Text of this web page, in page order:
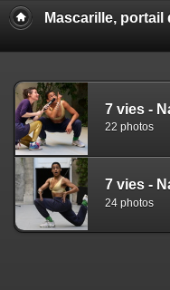
Mascarille,
7 vies -
22 photos
7 vies -
24 photos